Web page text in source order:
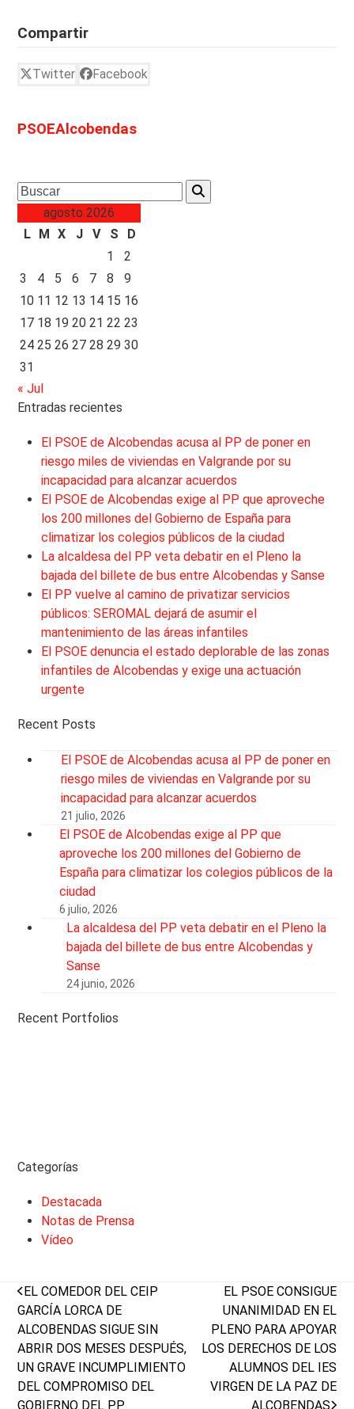
Compartir
Twitter Facebook
PSOEAlcobendas
Search
agosto 2026
L M X J V S
D
1
2
3
4 5 6 7 8
9
10 11 12 13 14 15 16
17 18 19 20 21 22 23
24 25 26 27 28 29 30
31
« Jul
Entradas recientes
El PSOE de Alcobendas acusa al PP de poner en
riesgo miles de viviendas en Valgrande por su
incapacidad para alcanzar acuerdos
El PSOE de Alcobendas exige al PP que aproveche
los 200 millones del Gobierno de España para
climatizar los colegios públicos de la ciudad
La alcaldesa del PP veta debatir en el Pleno la
bajada del billete de bus entre Alcobendas y Sanse
El PP vuelve al camino de privatizar servicios
públicos: SEROMAL dejará de asumir el
mantenimiento de las áreas infantiles
El PSOE denuncia el estado deplorable de las zonas
infantiles de Alcobendas y exige una actuación
urgente
Recent Posts
El PSOE de Alcobendas acusa al PP de poner en
riesgo miles de viviendas en Valgrande por su
incapacidad para alcanzar acuerdos
21 julio, 2026
El PSOE de Alcobendas exige al PP que
aproveche los 200 millones del Gobierno de
España para climatizar los colegios públicos de la
ciudad
6 julio, 2026
La alcaldesa del PP veta debatir en el Pleno la
bajada del billete de bus entre Alcobendas y
Sanse
24 junio, 2026
Recent Portfolios
Categorías
Destacada
Notas de Prensa
Vídeo
previous
post:
EL COMEDOR DEL CEIP
GARCÍA LORCA DE
ALCOBENDAS SIGUE SIN
ABRIR DOS MESES DESPUÉS,
UN GRAVE INCUMPLIMIENTO
DEL COMPROMISO DEL
GOBIERNO DEL PP
next
post:
EL PSOE CONSIGUE
UNANIMIDAD EN EL
PLENO PARA APOYAR
LOS DERECHOS DE LOS
ALUMNOS DEL IES
VIRGEN DE LA PAZ DE
ALCOBENDAS